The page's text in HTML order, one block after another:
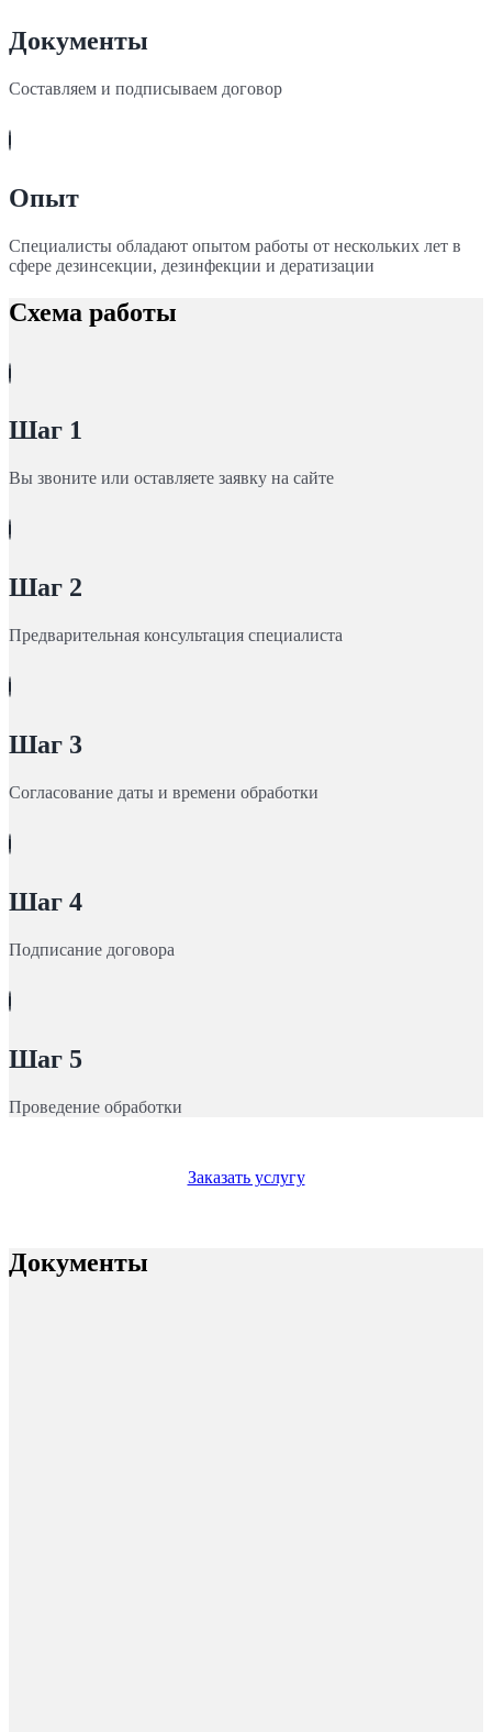
Документы
Составляем и подписываем договор
Опыт
Специалисты обладают опытом работы от нескольких лет в
сфере дезинсекции, дезинфекции и дератизации
Схема работы
Шаг 1
Вы звоните или оставляете заявку на сайте
Шаг 2
Предварительная консультация специалиста
Шаг 3
Согласование даты и времени обработки
Шаг 4
Подписание договора
Шаг 5
Проведение обработки
Заказать услугу
Документы